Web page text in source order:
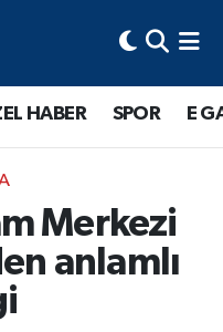
HABER SPOR E
Merkezi
anlamlı